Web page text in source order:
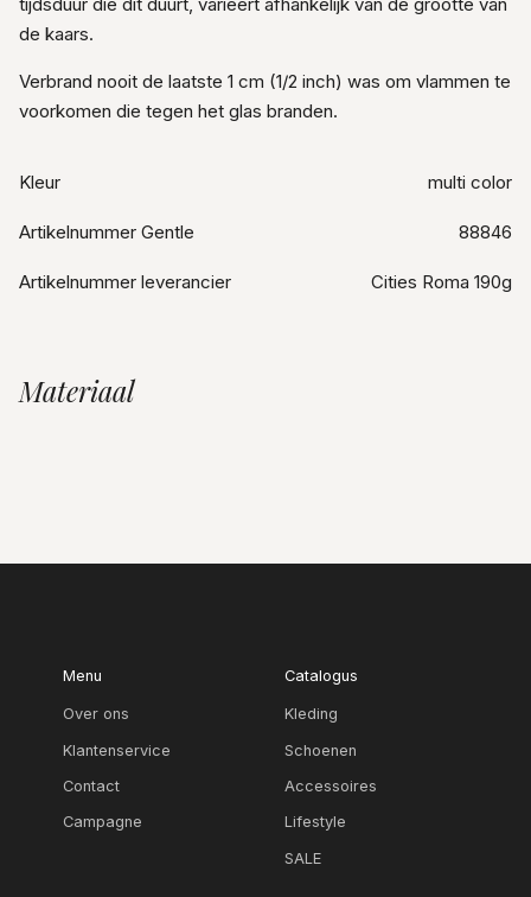
tijdsduur die dit duurt, varieert afhankelijk van de grootte van
de kaars.
Verbrand nooit de laatste 1 cm (1/2 inch) was om vlammen te
voorkomen die tegen het glas branden.
Kleur multi color
Artikelnummer Gentle 88846
Artikelnummer leverancier Cities Roma 190g
Materiaal
Menu
Over ons
Klantenservice
Contact
Campagne
Catalogus
Kleding
Schoenen
Accessoires
Lifestyle
SALE